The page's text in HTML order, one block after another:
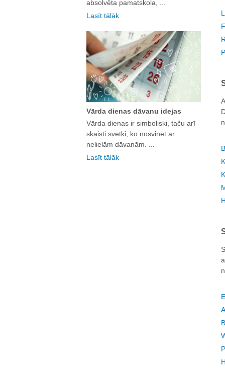
absolvēta pamatskola, ...
Lasīt tālāk
Vārda dienas dāvanu idejas
Vārda dienas ir simboliski, taču arī
skaisti svētki, ko nosvinēt ar
nelielām dāvanām. ...
Lasīt tālāk